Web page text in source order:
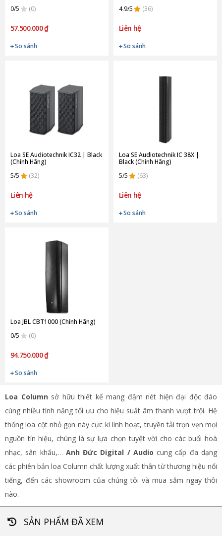
0/5
(0)
57.500.000 ₫
So sánh
4.9/5 (36)
Liên hệ
So sánh
Loa SE Audiotechnik IC32 | Black
(Chính Hãng)
5/5
(32)
Liên hệ
So sánh
Loa SE Audiotechnik IC 38X |
Black (Chính Hãng)
5/5
(63)
Liên hệ
So sánh
Loa JBL CBT1000 (Chính Hãng)
0/5
(0)
94.750.000 ₫
So sánh
Loa Column sở hữu thiết kế mang đậm nét hiện đại độc đáo
cùng nhiều tính năng tối ưu cho hiệu suất âm thanh vượt trội. Hệ
thống loa cột nhỏ gọn này cực kì linh hoạt, truyền tải trọn vẹn mọi
nguồn tín hiệu, chúng là sự lựa chọn tuyệt vời cho các buổi hoà
nhạc, sân khấu,… Anh Đức Digital / Audio cung cấp đa dạng
các phiên bản loa Column chất lượng xuất thân từ thương hiệu nổi
tiếng, đến các showroom của chúng tôi và mua sắm ngay thôi
nào.
SẢN PHẨM ĐÃ XEM